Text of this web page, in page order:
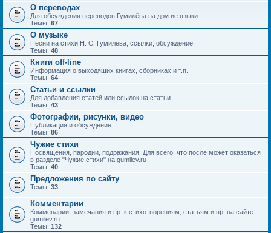
О переводах
Для обсуждения переводов Гумилёва на другие языки.
Темы: 67
О музыке
Песни на стихи Н. С. Гумилёва, ссылки, обсуждение.
Темы: 48
Книги off-line
Информация о выходящих книгах, сборниках и т.п.
Темы: 64
Статьи и ссылки
Для добавления статей или ссылок на статьи.
Темы: 43
Фотографии, рисунки, видео
Публикация и обсуждение
Темы: 86
Чужие стихи
Посвящения, пародии, подражания. Для всего, что после может оказаться
в разделе "Чужие стихи" на gumilev.ru
Темы: 40
Предложения по сайту
Темы: 33
Комментарии
Комменарии, замечания и пр. к стихотворениям, статьям и пр. на сайте
gumilev.ru
Темы: 132